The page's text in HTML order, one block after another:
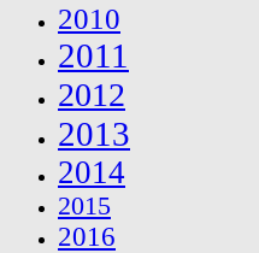
2010
2011
2012
2013
2014
2015
2016